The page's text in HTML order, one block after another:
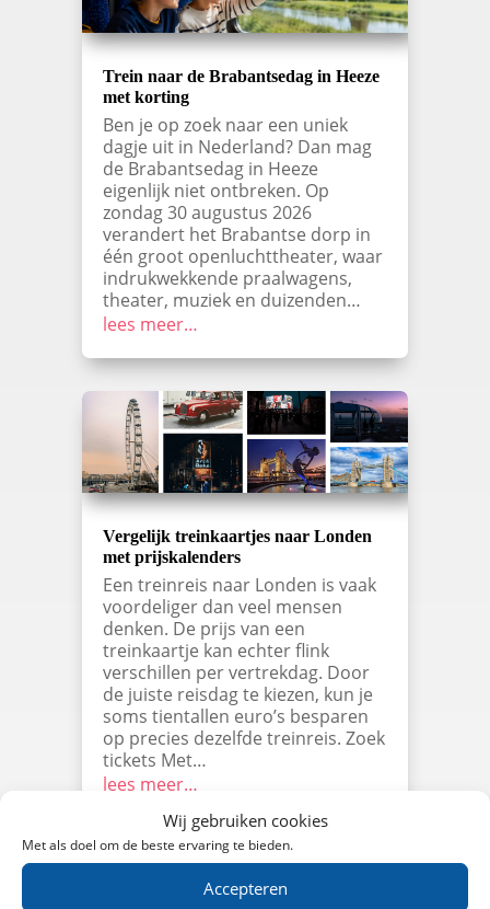
Wij gebruiken cookies
Met als doel om de beste ervaring te bieden.
Accepteren
Trein naar de Brabantsedag in Heeze
met korting
Ben je op zoek naar een uniek
dagje uit in Nederland? Dan mag
de Brabantsedag in Heeze
eigenlijk niet ontbreken. Op
zondag 30 augustus 2026
verandert het Brabantse dorp in
één groot openluchttheater, waar
indrukwekkende praalwagens,
theater, muziek en duizenden…
lees meer…
Vergelijk treinkaartjes naar Londen
met prijskalenders
Een treinreis naar Londen is vaak
voordeliger dan veel mensen
denken. De prijs van een
treinkaartje kan echter flink
verschillen per vertrekdag. Door
de juiste reisdag te kiezen, kun je
soms tientallen euro’s besparen
op precies dezelfde treinreis. Zoek
tickets Met…
lees meer…